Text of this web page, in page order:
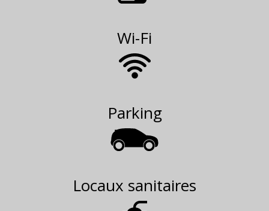
Wi-Fi
Parking
Locaux sanitaires